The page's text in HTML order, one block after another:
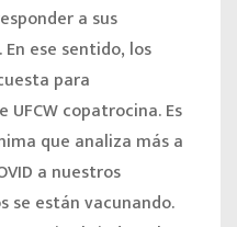
a sus
ese sentido, los
para
UFCW copatrocina. Es
que analiza más a
a nuestros
se están vacunando.